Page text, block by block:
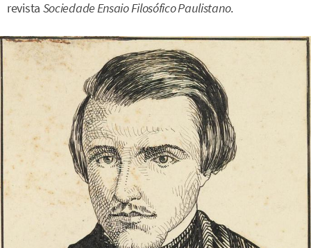
revista Sociedade Ensaio Filosófico Paulistano.